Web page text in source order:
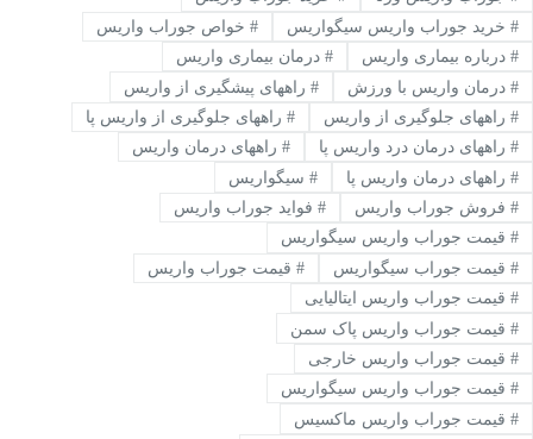
#خرید جوراب واریس سیگواریس #خواص جوراب واریس
#درباره بیماری واریس #درمان بیماری واریس
#درمان واریس با ورزش #راههای پیشگیری از واریس
#راههای جلوگیری از واریس #راههای جلوگیری از واریس پا
#راههای درمان درد واریس پا #راههای درمان واریس
#راههای درمان واریس پا #سیگواریس
#فروش جوراب واریس #فواید جوراب واریس
#قيمت جوراب واريس سيگواريس
#قیمت جوراب سیگواریس #قیمت جوراب واریس
#قیمت جوراب واریس ایتالیایی
#قیمت جوراب واریس پاک سمن
#قیمت جوراب واریس خارجی
#قیمت جوراب واریس سیگواریس
#قیمت جوراب واریس ماکسیس